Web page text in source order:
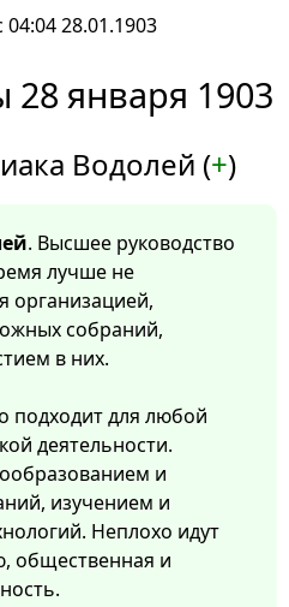
28.01.1903
января 1903
Водолей (+)
. Высшее руководство
лучше не
организацией,
собраний,
в них.
подходит для любой
деятельности.
и
изучением и
Неплохо идут
общественная и